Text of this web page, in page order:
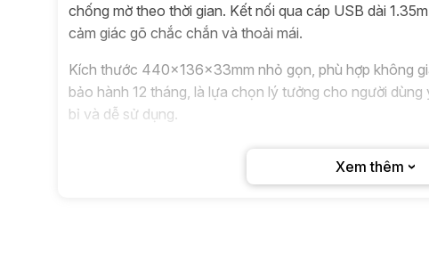
chống mờ theo thời gian. Kết nối qua cáp USB dài
cảm giác gõ chắc chắn và thoải mái.
Kích thước 440×136×33mm nhỏ gọn, phù hợp không
bảo hành 12 tháng, là lựa chọn lý tưởng cho người
bỉ và dễ sử dụng.
Xem thêm